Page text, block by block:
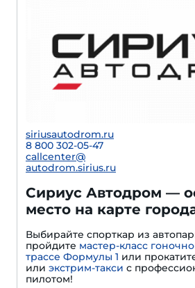
siriusautodrom.ru
8 800 302-05-47
callcenter@
autodrom.sirius.ru
Сириус Автодром —
место на карте
Выбирайте спорткар из
пройдите мастер-класс
трассе Формулы 1 или
или экстрим-такси с
пилотом!